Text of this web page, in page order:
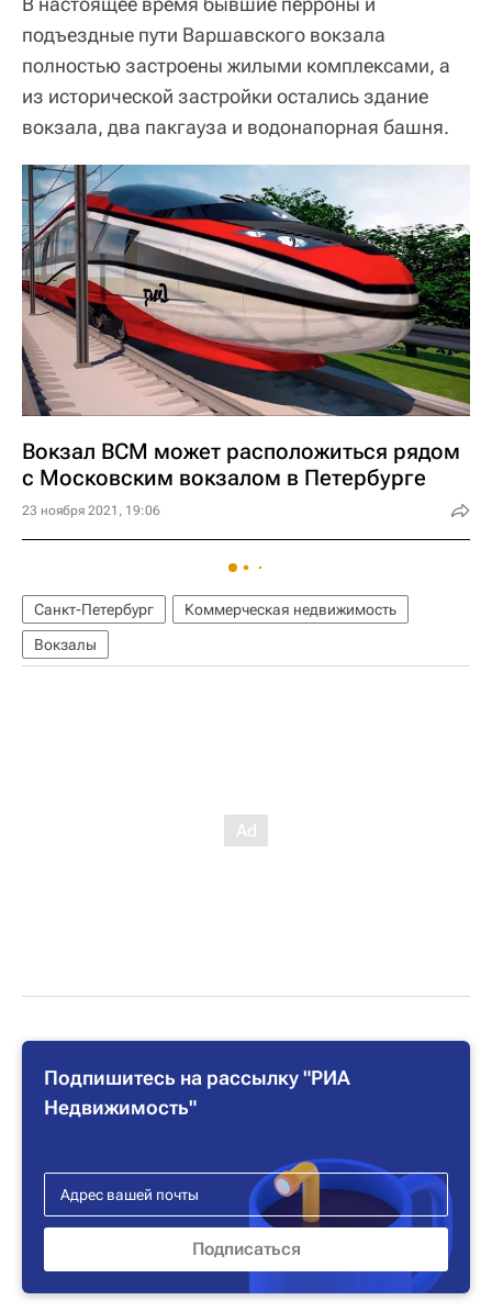
подъездные пути Варшавского вокзала
полностью застроены жилыми комплексами, а
из исторической застройки остались здание
вокзала, два пакгауза и водонапорная башня.
Вокзал ВСМ может расположиться рядом
с Московским вокзалом в Петербурге
23 ноября 2021, 19:06
Санкт-Петербург
Коммерческая недвижимость
Вокзалы
Подпишитесь на рассылку "РИА
Недвижимость"